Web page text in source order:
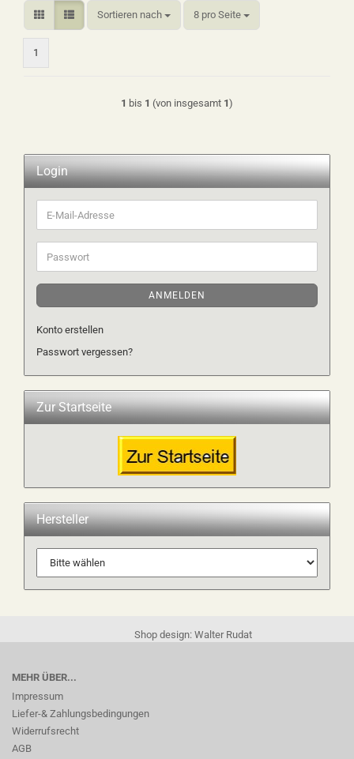
Sortieren nach
Sortieren nach 8 pro Seite
pro Seite
1
1 bis 1 (von insgesamt 1)
Login
E-
Mail-
Adresse
Passwort
ANMELDEN
Konto erstellen
Passwort vergessen?
Zur Startseite
Hersteller
Shop design: Walter Rudat
MEHR ÜBER...
Impressum
Liefer-& Zahlungsbedingungen
Widerrufsrecht
AGB